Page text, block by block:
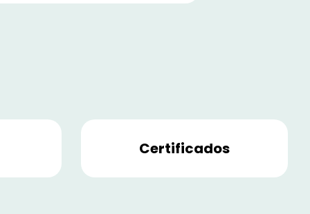
Certificados